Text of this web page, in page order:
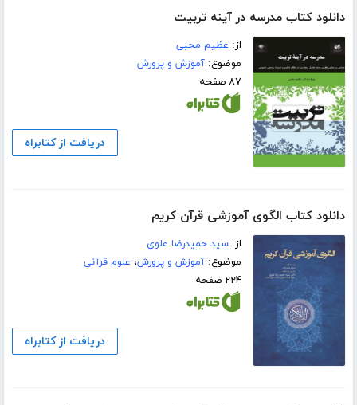
دانلود کتاب مدرسه در آینه تربیت
از: عظیم محبی
موضوع:آموزش و پرورش
۸۷ صفحه
دریافت از کتابراه
دانلود کتاب الگوی آموزشی قرآن کریم
از:سید حمیدرضا علوی
موضوع:آموزش و پرورش، علوم قرآنی
۲۲۴ صفحه
دریافت از کتابراه